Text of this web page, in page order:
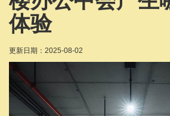
体验
更新日期： 2025-08-02